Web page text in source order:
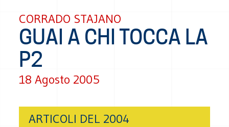
CORRADO STAJANO
GUAI A CHI TOCCA LA
P2
18 Agosto 2005
ARTICOLI DEL 2004